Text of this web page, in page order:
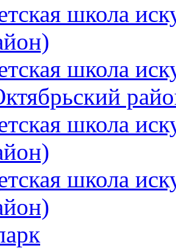
школа
школа
школа
школа